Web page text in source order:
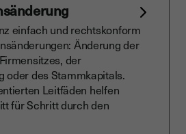
einfach und rechtskonform
Änderung der
der
oder des Stammkapitals.
Leitfäden helfen
für Schritt durch den